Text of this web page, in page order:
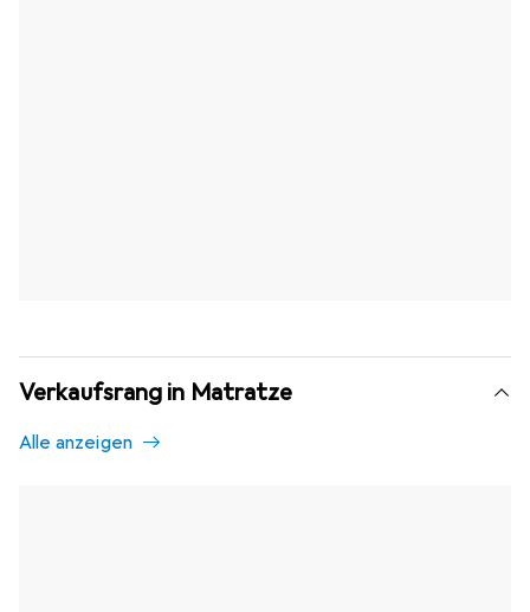
Verkaufsrang in Matratze
Alle anzeigen